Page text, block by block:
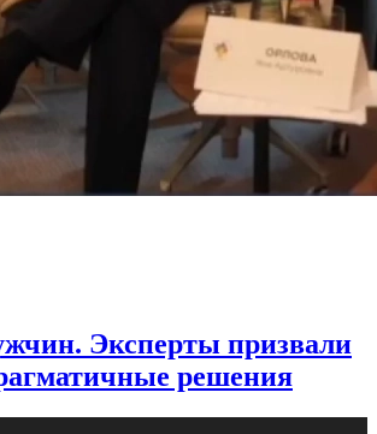
Эксперты призвали
решения